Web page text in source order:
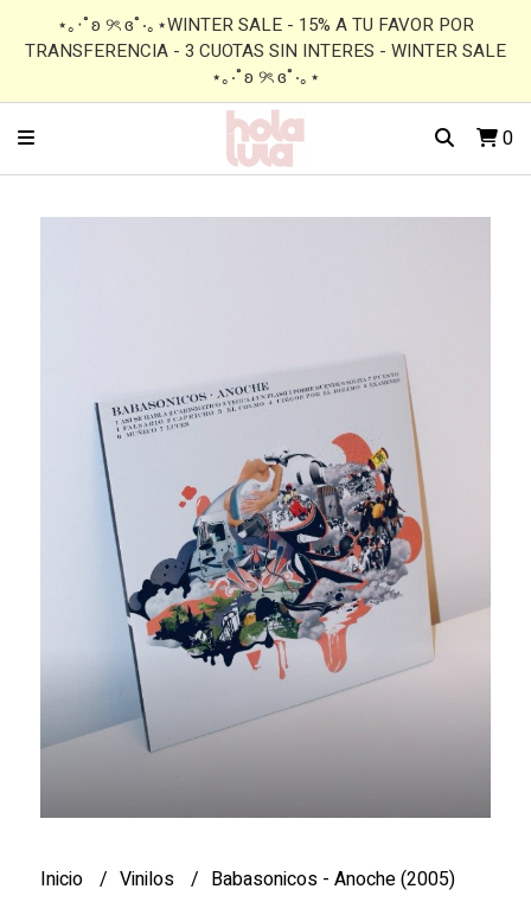
⋆｡‧˚ʚ ୨ৎ ɞ˚‧｡⋆WINTER SALE - 15% A TU FAVOR POR
TRANSFERENCIA - 3 CUOTAS SIN INTERES - WINTER SALE
⋆｡‧˚ʚ ୨ৎ ɞ˚‧｡⋆
0
Inicio Vinilos Babasonicos - Anoche (2005)